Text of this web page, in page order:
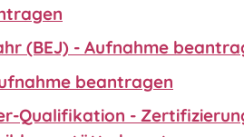
(BEJ) - Aufnahme
beantragen
Qualifikation -